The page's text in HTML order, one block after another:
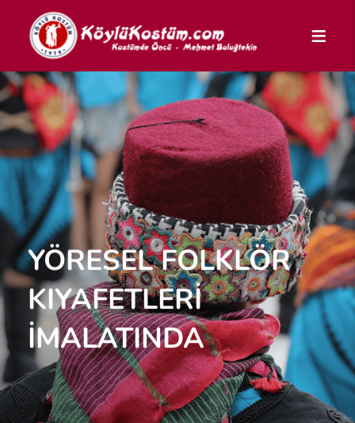
YÖRESEL FOLKLÖR
KIYAFETLERİ
İMALATINDA
1976’DAN BU YANA ÖNCÜ
MARKAYIZ